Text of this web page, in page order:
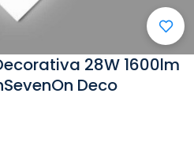
28W 1600lm
Deco